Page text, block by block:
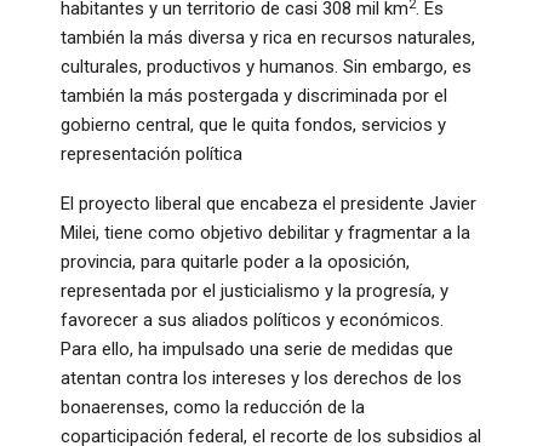
habitantes y un territorio de casi 308 mil km2. Es
también la más diversa y rica en recursos naturales,
culturales, productivos y humanos. Sin embargo, es
también la más postergada y discriminada por el
gobierno central, que le quita fondos, servicios y
representación política
El proyecto liberal que encabeza el presidente Javier
Milei, tiene como objetivo debilitar y fragmentar a la
provincia, para quitarle poder a la oposición,
representada por el justicialismo y la progresía, y
favorecer a sus aliados políticos y económicos.
Para ello, ha impulsado una serie de medidas que
atentan contra los intereses y los derechos de los
bonaerenses, como la reducción de la
coparticipación federal, el recorte de los subsidios al